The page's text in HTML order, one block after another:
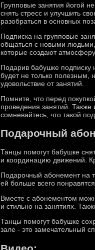
Групповые занятия йогой
снять стресс и улучшить
разобраться в основных
Подписка на групповые
общаться с новыми людьми,
которые создают
Подарив бабушке подписку
будет не только полезным,
удовольствие от занятий.
Помните, что перед
проведения занятий.
сомневайтесь, что такой
Подарочный
Танцы помогут бабушке
и координацию движений.
Подарочный абонемент на
ей больше всего
Вместе с абонементом
и стильно на занятиях.
Танцы помогут бабушке
зале - это замечательный